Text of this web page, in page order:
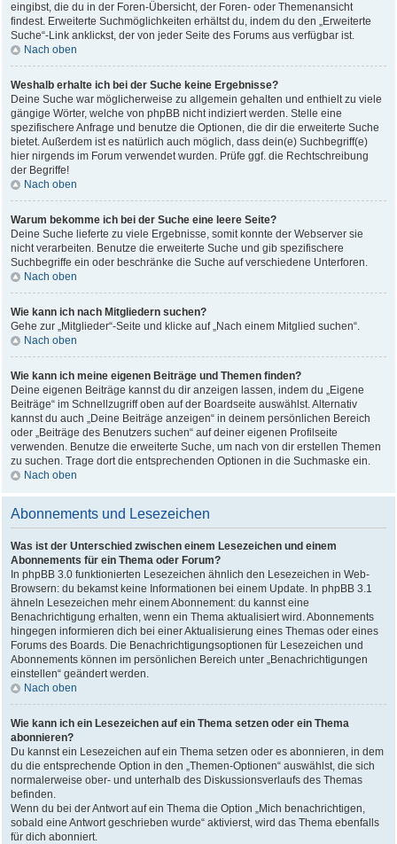
eingibst, die du in der Foren-Übersicht, der Foren- oder Themenansicht
findest. Erweiterte Suchmöglichkeiten erhältst du, indem du den „Erweiterte
Suche“-Link anklickst, der von jeder Seite des Forums aus verfügbar ist.
Nach oben
Weshalb erhalte ich bei der Suche keine Ergebnisse?
Deine Suche war möglicherweise zu allgemein gehalten und enthielt zu viele
gängige Wörter, welche von phpBB nicht indiziert werden. Stelle eine
spezifischere Anfrage und benutze die Optionen, die dir die erweiterte Suche
bietet. Außerdem ist es natürlich auch möglich, dass dein(e) Suchbegriff(e)
hier nirgends im Forum verwendet wurden. Prüfe ggf. die Rechtschreibung
der Begriffe!
Nach oben
Warum bekomme ich bei der Suche eine leere Seite?
Deine Suche lieferte zu viele Ergebnisse, somit konnte der Webserver sie
nicht verarbeiten. Benutze die erweiterte Suche und gib spezifischere
Suchbegriffe ein oder beschränke die Suche auf verschiedene Unterforen.
Nach oben
Wie kann ich nach Mitgliedern suchen?
Gehe zur „Mitglieder“-Seite und klicke auf „Nach einem Mitglied suchen“.
Nach oben
Wie kann ich meine eigenen Beiträge und Themen finden?
Deine eigenen Beiträge kannst du dir anzeigen lassen, indem du „Eigene
Beiträge“ im Schnellzugriff oben auf der Boardseite auswählst. Alternativ
kannst du auch „Deine Beiträge anzeigen“ in deinem persönlichen Bereich
oder „Beiträge des Benutzers suchen“ auf deiner eigenen Profilseite
verwenden. Benutze die erweiterte Suche, um nach von dir erstellen Themen
zu suchen. Trage dort die entsprechenden Optionen in die Suchmaske ein.
Nach oben
Abonnements und Lesezeichen
Was ist der Unterschied zwischen einem Lesezeichen und einem
Abonnements für ein Thema oder Forum?
In phpBB 3.0 funktionierten Lesezeichen ähnlich den Lesezeichen in Web-
Browsern: du bekamst keine Informationen bei einem Update. In phpBB 3.1
ähneln Lesezeichen mehr einem Abonnement: du kannst eine
Benachrichtigung erhalten, wenn ein Thema aktualisiert wird. Abonnements
hingegen informieren dich bei einer Aktualisierung eines Themas oder eines
Forums des Boards. Die Benachrichtigungsoptionen für Lesezeichen und
Abonnements können im persönlichen Bereich unter „Benachrichtigungen
einstellen“ geändert werden.
Nach oben
Wie kann ich ein Lesezeichen auf ein Thema setzen oder ein Thema
abonnieren?
Du kannst ein Lesezeichen auf ein Thema setzen oder es abonnieren, in dem
du die entsprechende Option in den „Themen-Optionen“ auswählst, die sich
normalerweise ober- und unterhalb des Diskussionsverlaufs des Themas
befinden.
Wenn du bei der Antwort auf ein Thema die Option „Mich benachrichtigen,
sobald eine Antwort geschrieben wurde“ aktivierst, wird das Thema ebenfalls
für dich abonniert.